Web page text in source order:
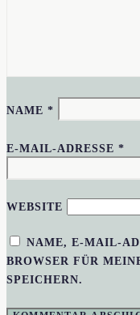
NAME*
E-MAIL-ADRESSE*
WEBSITE
NAME, E-MAIL-
BROWSER FÜR
SPEICHERN.